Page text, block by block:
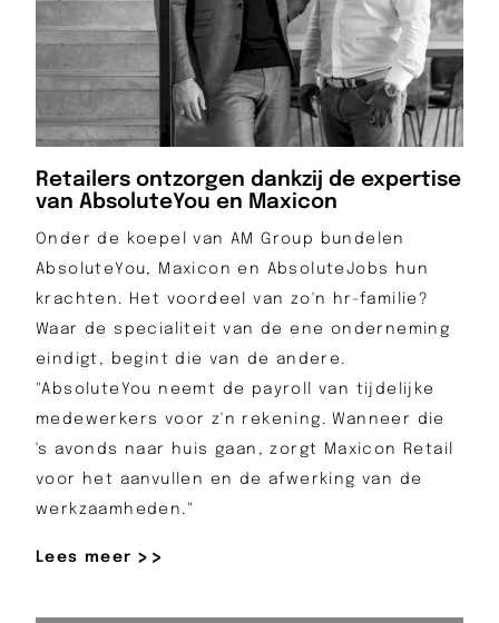
Retailers ontzorgen dankzij de expertise
van AbsoluteYou en Maxicon
Onder de koepel van AM Group bundelen
AbsoluteYou, Maxicon en AbsoluteJobs hun
krachten. Het voordeel van zo'n hr-familie?
Waar de specialiteit van de ene onderneming
eindigt, begint die van de andere.
"AbsoluteYou neemt de payroll van tijdelijke
medewerkers voor z'n rekening. Wanneer die
's avonds naar huis gaan, zorgt Maxicon Retail
voor het aanvullen en de afwerking van de
werkzaamheden."
Lees meer